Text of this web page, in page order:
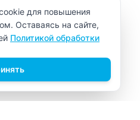
cookie
для повышения
Оставаясь на сайте,
Политикой обработки